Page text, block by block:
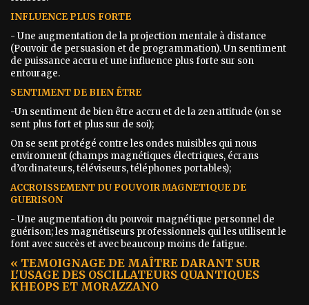
INFLUENCE PLUS FORTE
- Une augmentation de la projection mentale à distance
(Pouvoir de persuasion et de programmation). Un sentiment
de puissance accru et une influence plus forte sur son
entourage.
SENTIMENT DE BIEN ÊTRE
-Un sentiment de bien être accru et de la zen attitude (on se
sent plus fort et plus sur de soi);
On se sent protégé contre les ondes nuisibles qui nous
environnent (champs magnétiques électriques, écrans
d’ordinateurs, téléviseurs, téléphones portables);
ACCROISSEMENT DU POUVOIR MAGNETIQUE DE
GUERISON
- Une augmentation du pouvoir magnétique personnel de
guérison; les magnétiseurs professionnels qui les utilisent le
font avec succès et avec beaucoup moins de fatigue.
« TEMOIGNAGE DE MAÎTRE DARANT SUR
L'USAGE DES OSCILLATEURS QUANTIQUES
KHEOPS ET MORAZZANO